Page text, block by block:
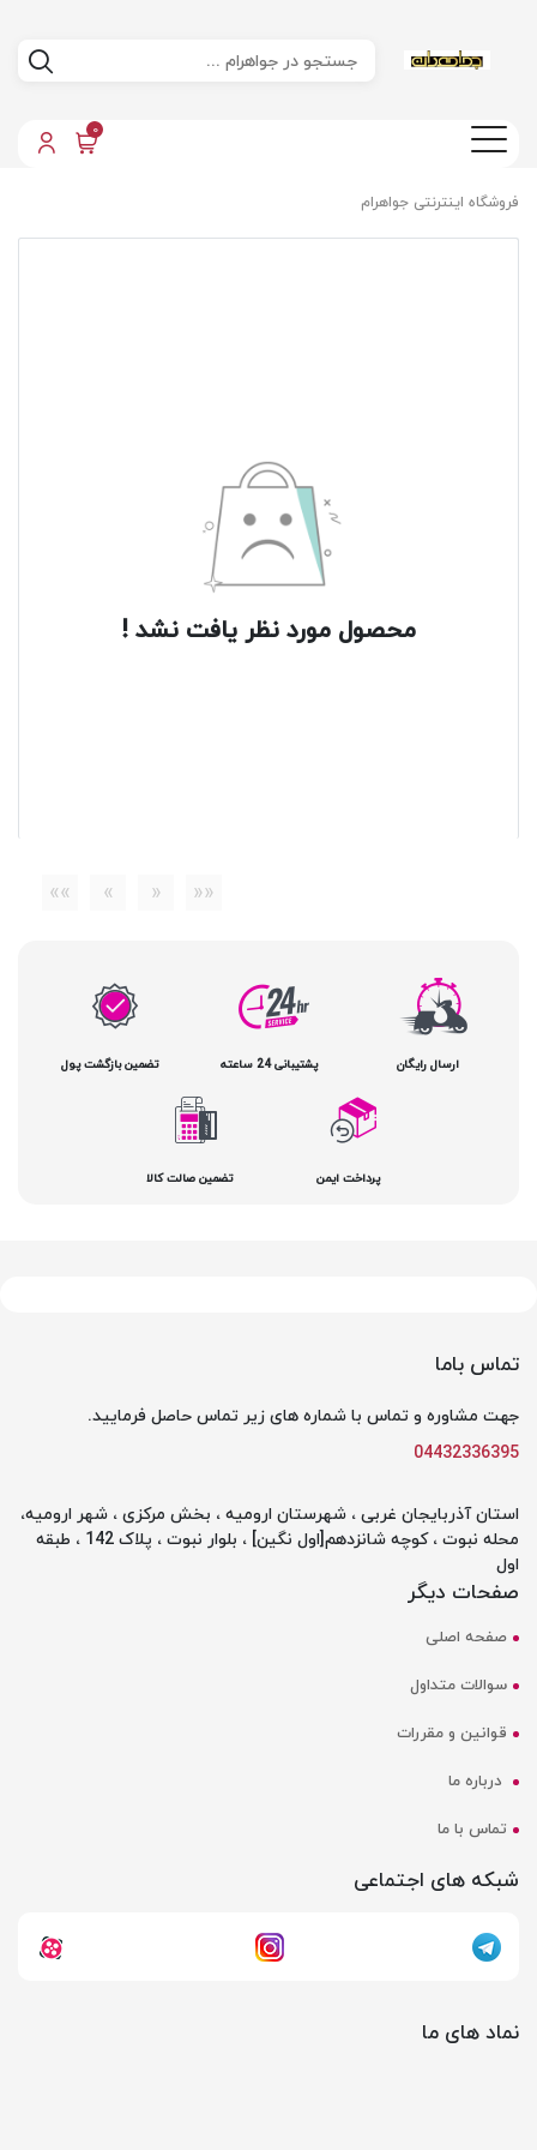
0
فروشگاه اینترنتی جواهرام
محصول مورد نظر یافت نشد !
««
«
»
»»
ارسال رایگان پشتیبانی 24 ساعته تضمین بازگشت پول
پرداخت ایمن تضمین صالت کالا
تماس باما
جهت مشاوره و تماس با شماره های زیر تماس حاصل فرمایید.
04432336395
استان آذربایجان غربی ، شهرستان ارومیه ، بخش مرکزی ، شهر ارومیه،
محله نبوت ، کوچه شانزدهم[اول نگین] ، بلوار نبوت ، پلاک 142 ، طبقه
اول
صفحات دیگر
صفحه اصلی
سوالات متداول
قوانین و مقررات
درباره ما
تماس با ما
شبکه های اجتماعی
نماد های ما